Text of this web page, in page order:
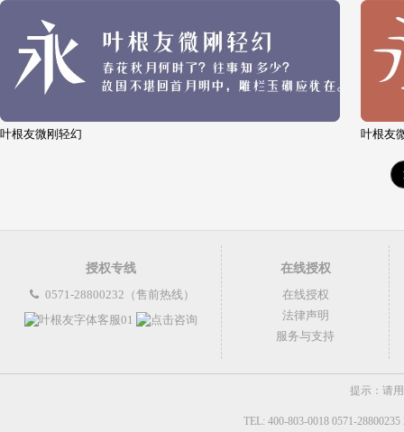
叶根友微刚轻幻 叶根友
授权专线
0571-28800232（售前热线）
在线授权
在线授权
法律声明
服务与支持
提示：请
TEL: 400-803-0018 0571-